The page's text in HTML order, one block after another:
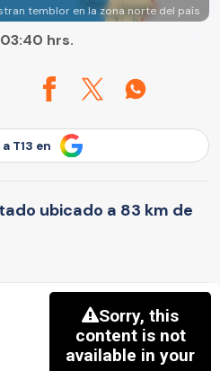
temblor en la zona norte del país
hrs.
T13 en
ubicado a 83 km de